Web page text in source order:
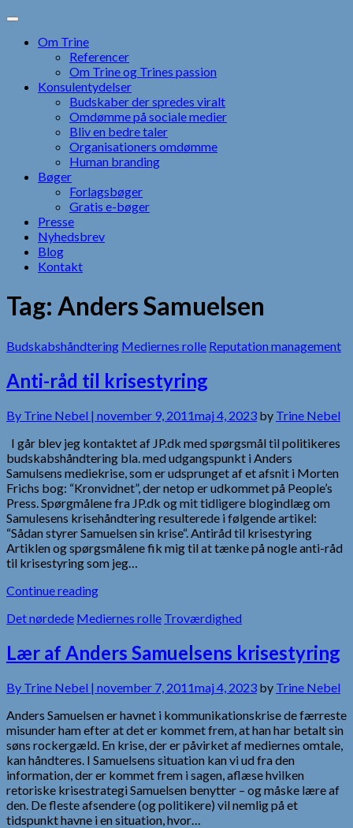
Skip
contentOm Trine
Referencer
Om Trine og Trines passion
Konsulentydelser
Budskaber der spredes viralt
Omdømme på sociale medier
Bliv en bedre taler
Organisationers omdømme
Human branding
Bøger
Forlagsbøger
Gratis e-bøger
Presse
Nyhedsbrev
Blog
Kontakt
Tag: Anders Samuelsen
Budskabshåndtering Mediernes rolle Reputation management
Anti-råd til krisestyring
By Trine Nebel | november 9, 2011maj 4, 2023 by Trine Nebel
I går blev jeg kontaktet af JP.dk med spørgsmål til politikeres
budskabshåndtering bla. med udgangspunkt i Anders
Samulsens mediekrise, som er udsprunget af et afsnit i Morten
Frichs bog: “Kronvidnet”, der netop er udkommet på People’s
Press. Spørgmålene fra JP.dk og mit tidligere blogindlæg om
Samulesens krisehåndtering resulterede i følgende artikel:
“Sådan styrer Samuelsen sin krise“. Antiråd til krisestyring
Artiklen og spørgsmålene fik mig til at tænke på nogle anti-råd
til krisestyring som jeg…
Continue reading
Det nørdede Mediernes rolle Troværdighed
Lær af Anders Samuelsens krisestyring
By Trine Nebel | november 7, 2011maj 4, 2023 by Trine Nebel
Anders Samuelsen er havnet i kommunikationskrise de færreste
misunder ham efter at det er kommet frem, at han har betalt sin
søns rockergæld. En krise, der er påvirket af mediernes omtale,
kan håndteres. I Samuelsens situation kan vi ud fra den
information, der er kommet frem i sagen, aflæse hvilken
retoriske krisestrategi Samuelsen benytter – og måske lære af
den. De fleste afsendere (og politikere) vil nemlig på et
tidspunkt havne i en situation, hvor…